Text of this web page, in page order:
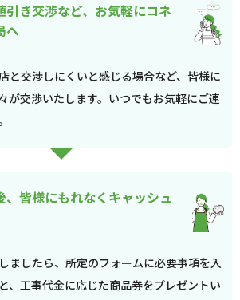
引き交渉など、お気軽にコネ
へ
と交渉しにくいと感じる場合など、皆様に
が交渉いたします。いつでもお気軽にご連
、皆様にもれなくキャッシュ
ましたら、所定のフォームに必要事項を入
、工事代金に応じた商品券をプレゼントい